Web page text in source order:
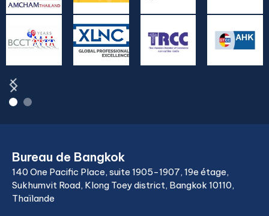
Bureau de Bangkok
140 One Pacific Place, suite 1905-1907, 19e étage,
Sukhumvit Road, Klong Toey district, Bangkok 10110,
Thaïlande